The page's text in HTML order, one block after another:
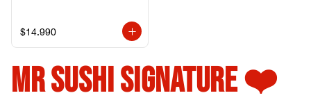
$14.990
MR SUSHI SIGNATURE ❤️